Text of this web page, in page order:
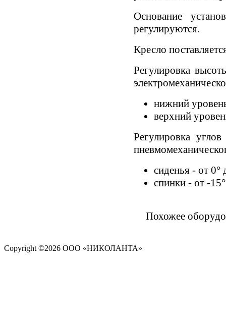
Основание
регулируются.
Кресло
Регулировка
нижний
верхний
Регулировка
сиденья - от 0°
спинки - от -
Похожее
Copyright ©2026 ООО «НИКОЛАНТА»